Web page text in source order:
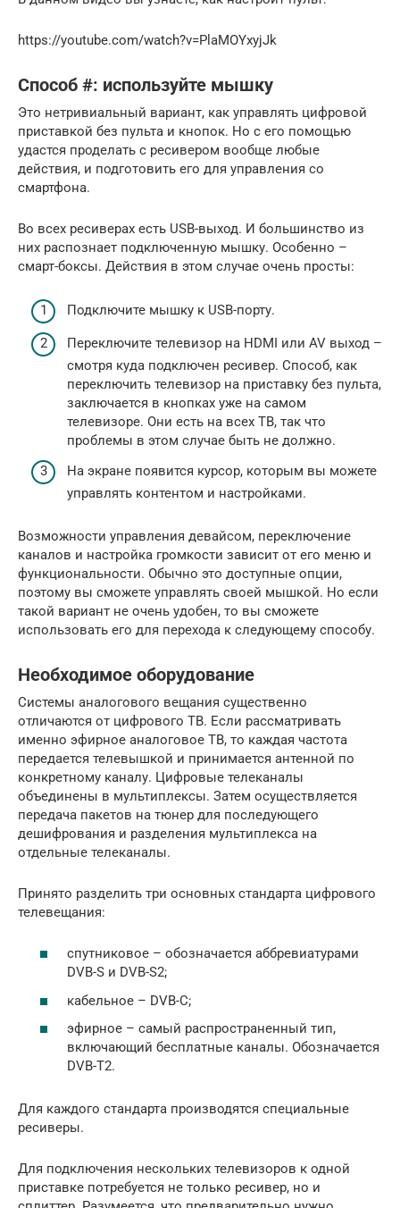
https://youtube.com/watch?v=PlaMOYxyjJk
Способ #: используйте мышку
Это нетривиальный вариант, как управлять цифровой
приставкой без пульта и кнопок. Но с его помощью
удастся проделать с ресивером вообще любые
действия, и подготовить его для управления со
смартфона.
Во всех ресиверах есть USB-выход. И большинство из
них распознает подключенную мышку. Особенно –
смарт-боксы. Действия в этом случае очень просты:
Подключите мышку к USB-порту.
Переключите телевизор на HDMI или AV выход –
смотря куда подключен ресивер. Способ, как
переключить телевизор на приставку без пульта,
заключается в кнопках уже на самом
телевизоре. Они есть на всех ТВ, так что
проблемы в этом случае быть не должно.
На экране появится курсор, которым вы можете
управлять контентом и настройками.
Возможности управления девайсом, переключение
каналов и настройка громкости зависит от его меню и
функциональности. Обычно это доступные опции,
поэтому вы сможете управлять своей мышкой. Но если
такой вариант не очень удобен, то вы сможете
использовать его для перехода к следующему способу.
Необходимое оборудование
Системы аналогового вещания существенно
отличаются от цифрового ТВ. Если рассматривать
именно эфирное аналоговое ТВ, то каждая частота
передается телевышкой и принимается антенной по
конкретному каналу. Цифровые телеканалы
объединены в мультиплексы. Затем осуществляется
передача пакетов на тюнер для последующего
дешифрования и разделения мультиплекса на
отдельные телеканалы.
Принято разделить три основных стандарта цифрового
телевещания:
спутниковое – обозначается аббревиатурами
DVB-S и DVB-S2;
кабельное – DVB-C;
эфирное – самый распространенный тип,
включающий бесплатные каналы. Обозначается
DVB-T2.
Для каждого стандарта производятся специальные
ресиверы.
Для подключения нескольких телевизоров к одной
приставке потребуется не только ресивер, но и